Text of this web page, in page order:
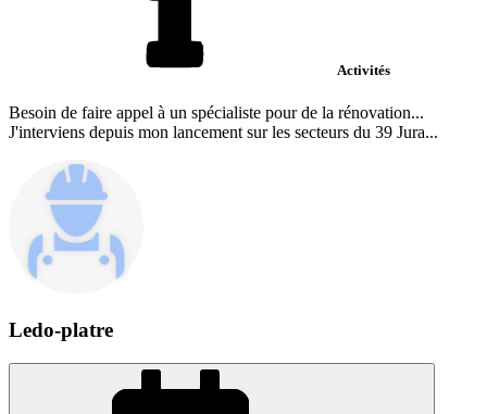
Activités
Besoin de faire appel à un spécialiste pour de la rénovation...
J'interviens depuis mon lancement sur les secteurs du 39 Jura...
Ledo-platre